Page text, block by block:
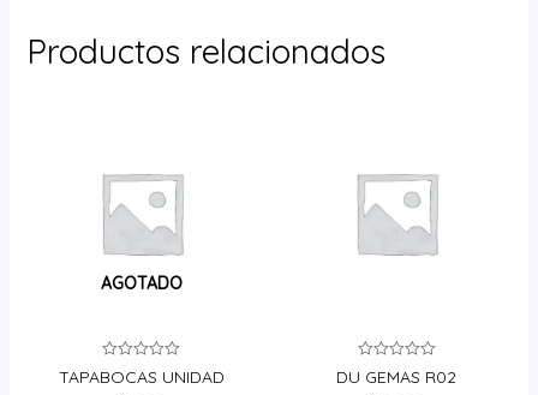
Productos relacionados
AGOTADO
Valorado
en
TAPABOCAS UNIDAD
Valorado
en
DU GEMAS R02